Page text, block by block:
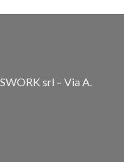
srl – Via A.